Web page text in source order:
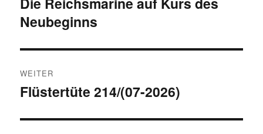
Vorheriger
Beitrag:
Neubeginns
WEITER
Nächster
Flüstertüte 214/(07-2026)